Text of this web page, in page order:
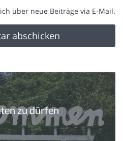
über neue Beiträge via E-Mail.
zu dürfen